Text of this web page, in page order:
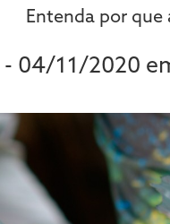
Entenda por que
- 04/11/2020